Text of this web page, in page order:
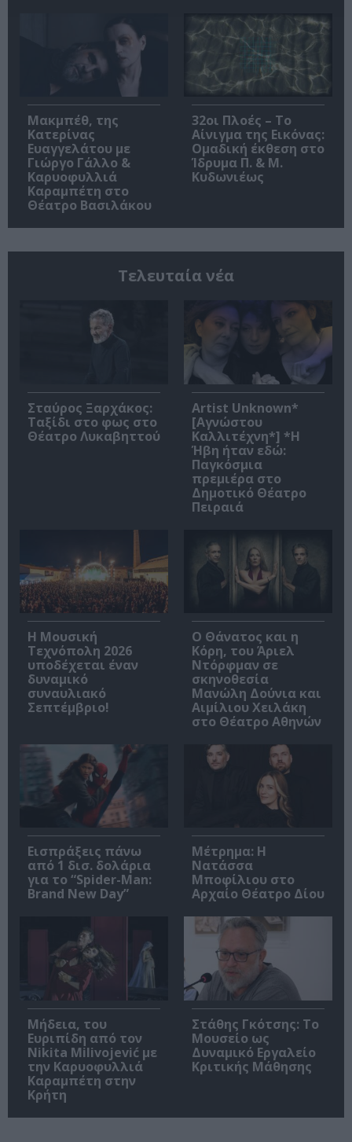
Μακμπέθ, της
Κατερίνας
Ευαγγελάτου με
Γιώργο Γάλλο &
Καρυοφυλλιά
Καραμπέτη στο
Θέατρο Βασιλάκου
32οι Πλοές – Το
Αίνιγμα της Εικόνας:
Ομαδική έκθεση στο
Ίδρυμα Π. & Μ.
Κυδωνιέως
Τελευταία νέα
Σταύρος Ξαρχάκος:
Ταξίδι στο φως στο
Θέατρο Λυκαβηττού
Artist Unknown*
[Αγνώστου
Καλλιτέχνη*] *Η
Ήβη ήταν εδώ:
Παγκόσμια
πρεμιέρα στο
Δημοτικό Θέατρο
Πειραιά
Η Μουσική
Τεχνόπολη 2026
υποδέχεται έναν
δυναμικό
συναυλιακό
Σεπτέμβριο!
Ο Θάνατος και η
Κόρη, του Άριελ
Ντόρφμαν σε
σκηνοθεσία
Μανώλη Δούνια και
Αιμίλιου Χειλάκη
στο Θέατρο Αθηνών
Εισπράξεις πάνω
από 1 δισ. δολάρια
για το “Spider-Man:
Brand New Day”
Μέτρημα: Η
Νατάσσα
Μποφίλιου στο
Αρχαίο Θέατρο Δίου
Μήδεια, του
Ευριπίδη από τον
Nikita Milivojević με
την Καρυοφυλλιά
Καραμπέτη στην
Κρήτη
Στάθης Γκότσης: Το
Μουσείο ως
Δυναμικό Εργαλείο
Κριτικής Μάθησης